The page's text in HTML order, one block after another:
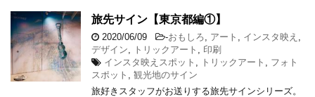
旅先サイン【東京都編①】
2020/06/09 -おもしろ アート インスタ映え
デザイン
トリックアート
印刷
インスタ映えスポット
トリックアート
フォト
スポット
観光地のサイン
旅好きスタッフがお送りする旅先サインシリーズ。